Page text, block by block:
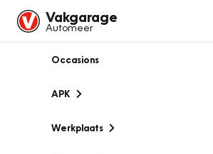
Vakgarage
Automeer
Occasions
APK
Werkplaats